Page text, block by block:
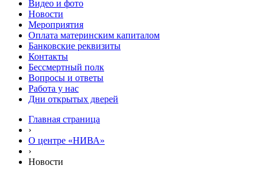
Видео и фото
Новости
Мероприятия
Оплата материнским капиталом
Банковские реквизиты
Контакты
Бессмертный полк
Вопросы и ответы
Работа у нас
Дни открытых дверей
Главная страница
›
О центре «НИВА»
›
Новости